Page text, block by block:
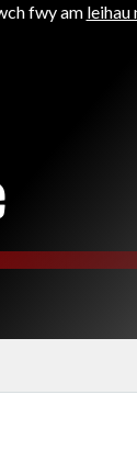
fwy am leihau